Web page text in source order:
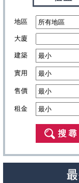
地區
大廈
建築
實用
售價
租金